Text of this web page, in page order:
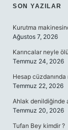
SON YAZILAR
Kurutma
Ağustos 7, 2026
Karıncalar neyle
Temmuz 24, 2026
Hesap
Temmuz 22, 2026
Ahlak denildiğinde
Temmuz 20, 2026
Tufan Bey kimdir ?